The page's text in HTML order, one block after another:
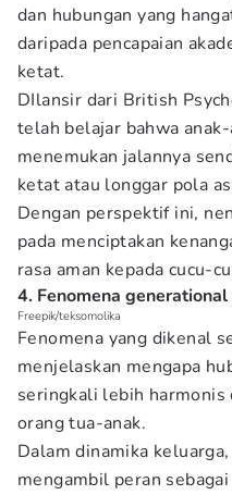
dan hubungan yang
daripada pencapaian
ketat.
DIlansir dari British
telah belajar bahwa
menemukan jalannya
ketat atau longgar pola
Dengan perspektif ini,
pada menciptakan
rasa aman kepada cucu-
4. Fenomena
Freepik/teksomolika
Fenomena yang dikenal
menjelaskan mengapa
seringkali lebih harmonis
orang tua-anak.
Dalam dinamika
mengambil peran